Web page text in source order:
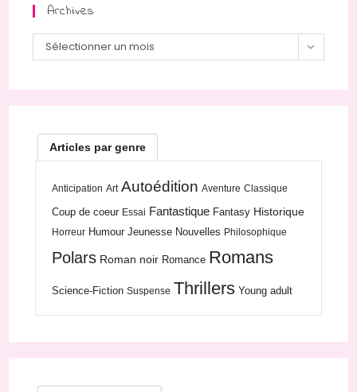
Archives
Archives
Sélectionner un mois
Articles par genre
Anticipation Art Autoédition Aventure Classique
Coup de coeur Essai Fantastique Fantasy Historique
Horreur Humour Jeunesse Nouvelles Philosophique
Polars Roman noir Romance Romans
Science-Fiction Suspense Thrillers Young adult